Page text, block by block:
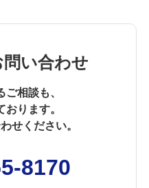
い合わせ
ご相談も、
おります。
せください。
8170